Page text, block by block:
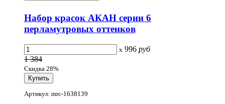
Набор красок АКАН серии 6
перламутровых оттенков
x 996 руб
1 384
Скидка 28%
Артикул: mrc-1638139